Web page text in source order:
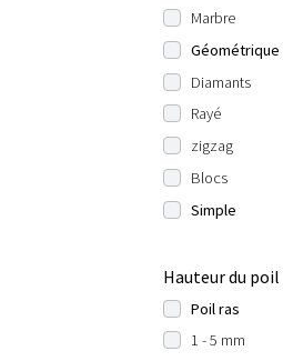
Marbre
Géométrique
Diamants
Rayé
zigzag
Blocs
Simple
Hauteur du poil
Poil ras
1 - 5 mm